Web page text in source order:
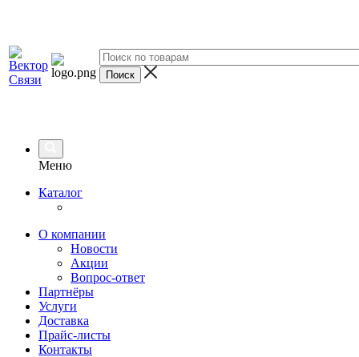
Меню
Каталог
О компании
Новости
Акции
Вопрос-ответ
Партнёры
Услуги
Доставка
Прайс-листы
Контакты